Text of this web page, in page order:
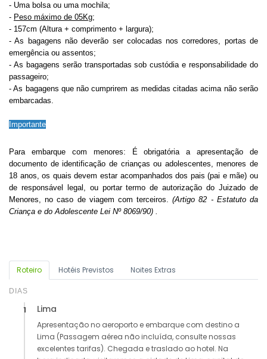
Roteiro Hotéis Previstos Noites Extras
DIAS
1 Lima
Apresentação no aeroporto e embarque com destino a
Lima (Passagem aérea não incluída, consulte nossas
excelentes tarifas). Chegada e traslado ao hotel. Na
- Uma bolsa ou uma mochila;
- Peso máximo de 05Kg;
- 157cm (Altura + comprimento + largura);
- As bagagens não deverão ser colocadas nos corredores, portas de
emergência ou assentos;
- As bagagens serão transportadas sob custódia e responsabilidade do
passageiro;
- As bagagens que não cumprirem as medidas citadas acima não serão
embarcadas.
Importante
Para embarque com menores: É obrigatória a apresentação de
documento de identificação de crianças ou adolescentes, menores de
18 anos, os quais devem estar acompanhados dos pais (pai e mãe) ou
de responsável legal, ou portar termo de autorização do Juizado de
Menores, no caso de viagem com terceiros. (Artigo 82 - Estatuto da
Criança e do Adolescente Lei Nº 8069/90) .